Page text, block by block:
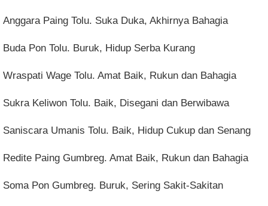
Anggara Paing Tolu. Suka Duka, Akhirnya Bahagia
Buda Pon Tolu. Buruk, Hidup Serba Kurang
Wraspati Wage Tolu. Amat Baik, Rukun dan Bahagia
Sukra Keliwon Tolu. Baik, Disegani dan Berwibawa
Saniscara Umanis Tolu. Baik, Hidup Cukup dan Senang
Redite Paing Gumbreg. Amat Baik, Rukun dan Bahagia
Soma Pon Gumbreg. Buruk, Sering Sakit-Sakitan